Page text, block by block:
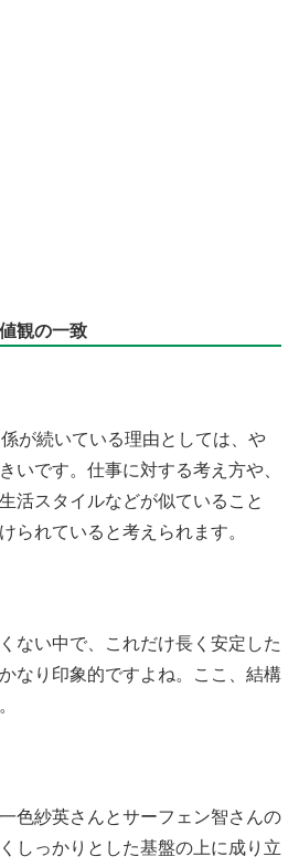
観の一致
が続いている理由としては、や
いです。仕事に対する考え方や、
活スタイルなどが似ていること
られていると考えられます。
ない中で、これだけ長く安定した
なり印象的ですよね。ここ、結構
色紗英さんとサーフェン智さんの
しっかりとした基盤の上に成り立